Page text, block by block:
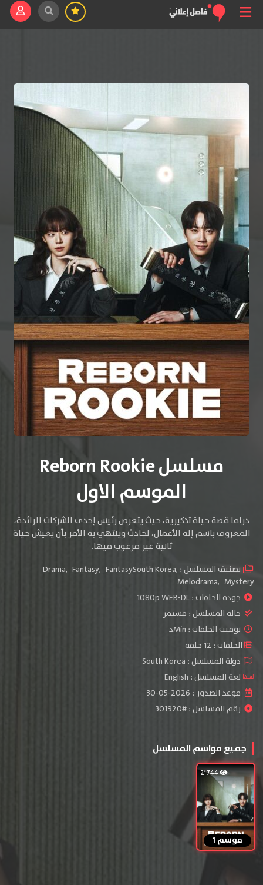
مسلسل Reborn Rookie
الموسم الاول
دراما قصة حياة تذكيرية، حيث يتعرض رئيس إحدى الشركات الرائدة،
المعروف باسم إله الأعمال، لحادث وينتهي به الأمر بأن يعيش حياة
ثانية غير مرغوب فيها.
تصنيف المسلسل : Drama, Fantasy, FantasySouth Korea,
Melodrama, Mystery
جودة الحلقات :1080p WEB-DL
حالة المسلسل : مستمر
توقيت الحلقات : Minد
الحلقات : 12 حلقة
دولة المسلسل : South Korea
لغة المسلسل : English
موعد الصدور : 2026-05-30
رقم المسلسل : #301920
جميع مواسم المسلسل
2٬744
موسم 1